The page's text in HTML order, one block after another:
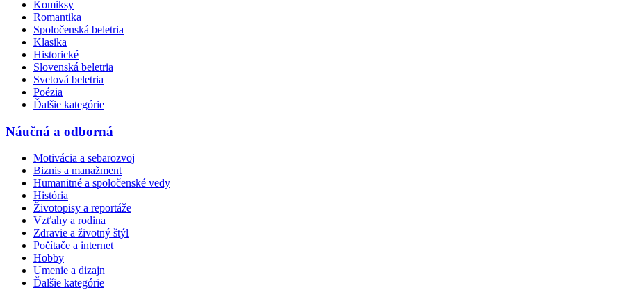
Komiksy
Romantika
Spoločenská beletria
Klasika
Historické
Slovenská beletria
Svetová beletria
Poézia
Ďalšie kategórie
Náučná a odborná
Motivácia a sebarozvoj
Biznis a manažment
Humanitné a spoločenské vedy
História
Životopisy a reportáže
Vzťahy a rodina
Zdravie a životný štýl
Počítače a internet
Hobby
Umenie a dizajn
Ďalšie kategórie